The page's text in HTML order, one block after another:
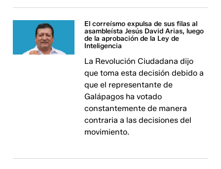
El correísmo expulsa de sus filas al
asambleísta Jesús David Arias, luego
de la aprobación de la Ley de
Inteligencia
La Revolución Ciudadana dijo
que toma esta decisión debido a
que el representante de
Galápagos ha votado
constantemente de manera
contraria a las decisiones del
movimiento.